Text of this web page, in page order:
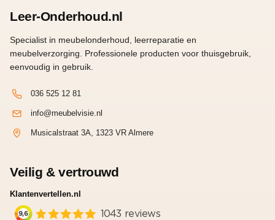
Leer-Onderhoud.nl
Specialist in meubelonderhoud, leerreparatie en
meubelverzorging. Professionele producten voor thuisgebruik,
eenvoudig in gebruik.
036 525 12 81
info@meubelvisie.nl
Musicalstraat 3A, 1323 VR Almere
Veilig & vertrouwd
Klantenvertellen.nl